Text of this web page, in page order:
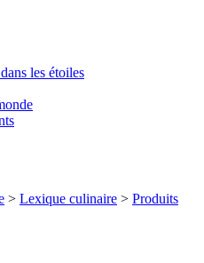
les étoiles
> Lexique culinaire > Produits